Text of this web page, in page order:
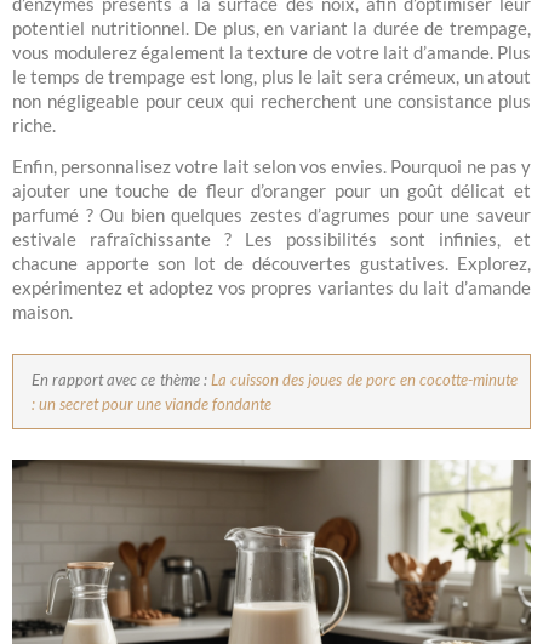
potentiel nutritionnel. De plus, en variant la durée de trempage,
vous modulerez également la texture de votre lait d’amande. Plus
le temps de trempage est long, plus le lait sera crémeux, un atout
non négligeable pour ceux qui recherchent une consistance plus
riche.
Enfin, personnalisez votre lait selon vos envies. Pourquoi ne pas y
ajouter une touche de fleur d’oranger pour un goût délicat et
parfumé ? Ou bien quelques zestes d’agrumes pour une saveur
estivale rafraîchissante ? Les possibilités sont infinies, et
chacune apporte son lot de découvertes gustatives. Explorez,
expérimentez et adoptez vos propres variantes du lait d’amande
maison.
En rapport avec ce thème :La cuisson des joues de porc en cocotte-minute
: un secret pour une viande fondante